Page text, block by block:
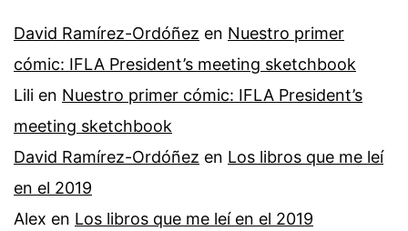
David Ramírez-Ordóñez en Nuestro primer
cómic: IFLA President’s meeting sketchbook
Lili en Nuestro primer cómic: IFLA President’s
meeting sketchbook
David Ramírez-Ordóñez en Los libros que me leí
en el 2019
Alex en Los libros que me leí en el 2019